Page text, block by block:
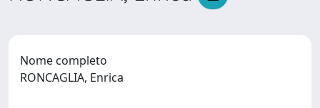
Nome completo
RONCAGLIA, Enrica